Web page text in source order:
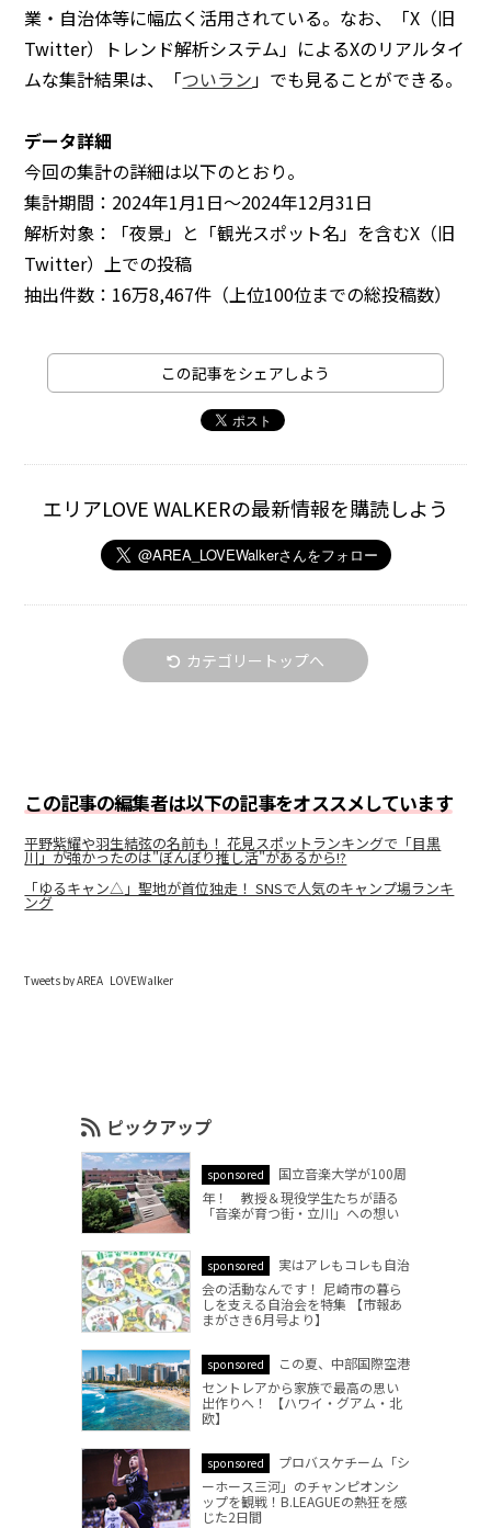
業・自治体等に幅広く活用されている。なお、「X（旧
Twitter）トレンド解析システム」によるXのリアルタイ
ムな集計結果は、「ついラン」でも見ることができる。
データ詳細
今回の集計の詳細は以下のとおり。
集計期間：2024年1月1日～2024年12月31日
解析対象：「夜景」と「観光スポット名」を含むX（旧
Twitter）上での投稿
抽出件数：16万8,467件（上位100位までの総投稿数）
この記事をシェアしよう
エリアLOVE WALKERの最新情報を購読しよう
カテゴリートップへ
この記事の編集者は以下の記事をオススメしています
平野紫耀や羽生結弦の名前も！ 花見スポットランキングで「目黒
川」が強かったのは"ぼんぼり推し活"があるから!?
「ゆるキャン△」聖地が首位独走！ SNSで人気のキャンプ場ランキ
ング
Tweets by AREA_LOVEWalker
ピックアップ
sponsored
国立音楽大学が100周
年！ 教授＆現役学生たちが語る
「音楽が育つ街・立川」への想い
sponsored
実はアレもコレも自治
会の活動なんです！ 尼崎市の暮ら
しを支える自治会を特集 【市報あ
まがさき6月号より】
sponsored
この夏、中部国際空港
セントレアから家族で最高の思い
出作りへ！ 【ハワイ・グアム・北
欧】
sponsored
プロバスケチーム「シ
ーホース三河」のチャンピオンシ
ップを観戦！B.LEAGUEの熱狂を感
じた2日間